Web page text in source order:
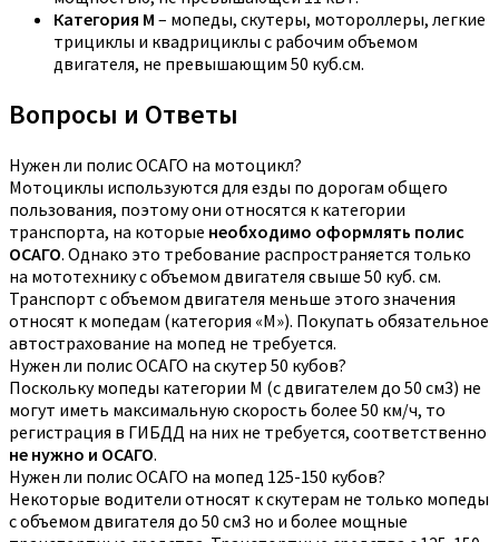
Категория M – мопеды, скутеры, мотороллеры, легкие
трициклы и квадрициклы с рабочим объемом
двигателя, не превышающим 50 куб.см.
Вопросы и Ответы
Нужен ли полис ОСАГО на мотоцикл?
Мотоциклы используются для езды по дорогам общего
пользования, поэтому они относятся к категории
транспорта, на которые необходимо оформлять полис
ОСАГО. Однако это требование распространяется только
на мототехнику с объемом двигателя свыше 50 куб. см.
Транспорт с объемом двигателя меньше этого значения
относят к мопедам (категория «М»). Покупать обязательное
автострахование на мопед не требуется.
Нужен ли полис ОСАГО на скутер 50 кубов?
Поскольку мопеды категории М (с двигателем до 50 см3) не
могут иметь максимальную скорость более 50 км/ч, то
регистрация в ГИБДД на них не требуется, соответственно
не нужно и ОСАГО.
Нужен ли полис ОСАГО на мопед 125-150 кубов?
Некоторые водители относят к скутерам не только мопеды
с объемом двигателя до 50 см3 но и более мощные